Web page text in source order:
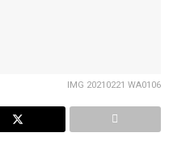
IMG 20210221 WA0106